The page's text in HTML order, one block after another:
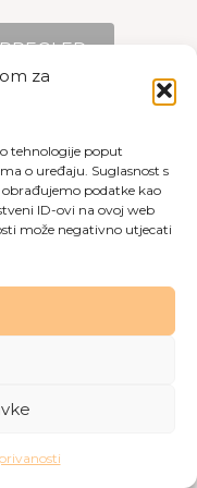
za
tehnologije poput
o uređaju. Suglasnost s
podatke kao
ID-ovi na ovoj web
može negativno utjecati
PREGLED
Labin| Pravila
Digital